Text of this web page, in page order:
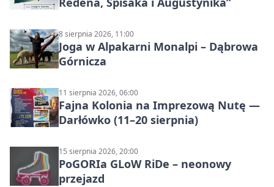
8 sierpnia 2026, 11:00
Joga w Alpakarni Monalpi – Dąbrowa
Górnicza
11 sierpnia 2026, 06:00
Fajna Kolonia na Imprezową Nutę —
Darłówko (11–20 sierpnia)
15 sierpnia 2026, 20:00
PoGORIa GLoW RiDe – neonowy
przejazd